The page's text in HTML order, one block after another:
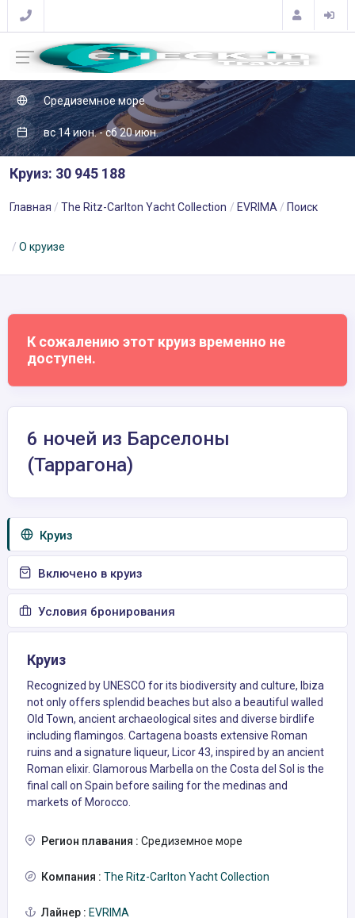
Средиземное море
вс 14 июн. - сб 20 июн.
Круиз: 30 945 188
Главная The Ritz-Carlton Yacht Collection EVRIMA Поиск
О круизе
К сожалению этот круиз временно не
доступен.
6 ночей из Барселоны
(Таррагона)
Круиз
Включено в круиз
Условия бронирования
Круиз
Recognized by UNESCO for its biodiversity and culture, Ibiza
not only offers splendid beaches but also a beautiful walled
Old Town, ancient archaeological sites and diverse birdlife
including flamingos. Cartagena boasts extensive Roman
ruins and a signature liqueur, Licor 43, inspired by an ancient
Roman elixir. Glamorous Marbella on the Costa del Sol is the
final call on Spain before sailing for the medinas and
markets of Morocco.
Регион плавания : Средиземное море
Компания : The Ritz-Carlton Yacht Collection
Лайнер : EVRIMA